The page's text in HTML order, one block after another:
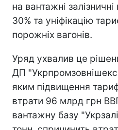
на вантажні
30% та уніфікацію
порожніх вагонів.
Уряд ухвалив це
ДП
яким підвищення
втрати 96 млрд грн
вантажну базу